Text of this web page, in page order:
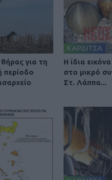
για τη
περίοδο
ΚΑΡΔΙΤΣΑ
Η ίδια
στο μικρό
Στ. Λάππα...